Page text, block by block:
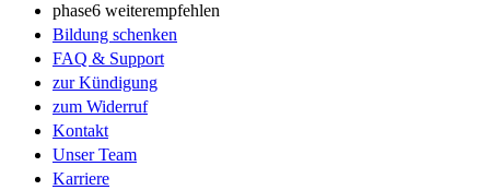
phase6 weiterempfehlen
Bildung schenken
FAQ & Support
zur Kündigung
zum Widerruf
Kontakt
Unser Team
Karriere